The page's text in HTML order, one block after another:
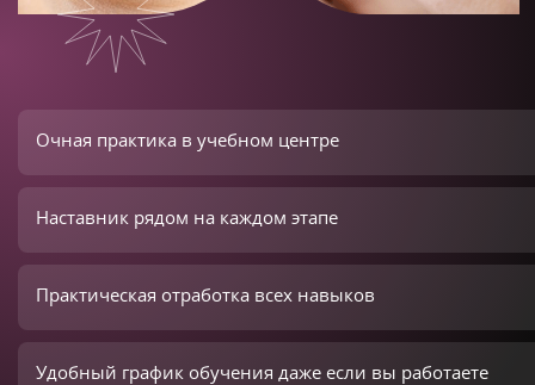
Очная практика в учебном центре
Наставник рядом на каждом этапе
Практическая отработка всех навыков
Удобный график обучения даже если вы работаете